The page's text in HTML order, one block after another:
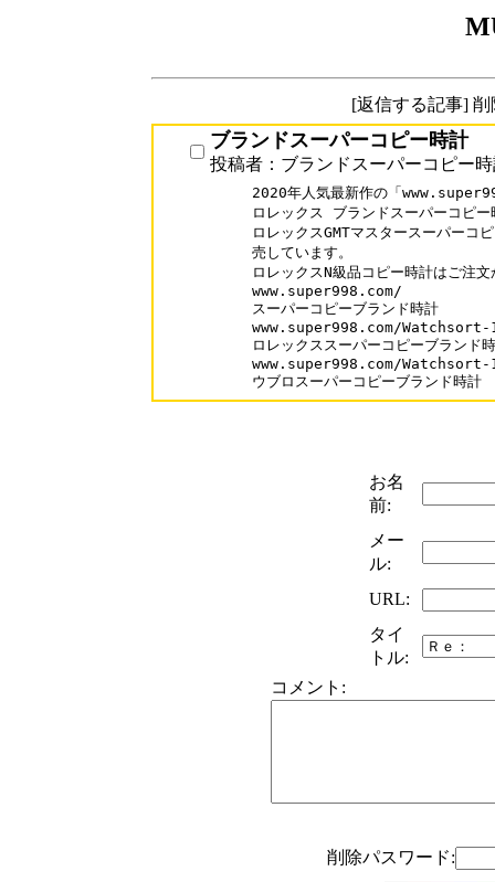
[返信する記事]
ブランドスーパーコピー時計
投稿者：ブランドスーパーコピー
2020年人気最新作の「
ロレックス ブランドスーパーコピ
ロレックスGMTマスタースーパーコ
売しています。
ロレックスN級品コピー時計はご注
www.super998.com/
スーパーコピーブランド時計
www.super998.com/
ロレックススーパーコピーブランド
www.super998.com/
ウブロスーパーコピーブランド時計
お名
前:
メー
ル:
URL:
タイ
トル:
コメント:
削除パスワード: